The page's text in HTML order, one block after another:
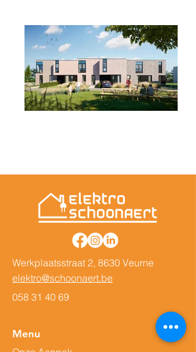
Werkplaatsstraat 2, 8630 Veurne
elektro@schoonaert.be
058 31 40 69
Menu